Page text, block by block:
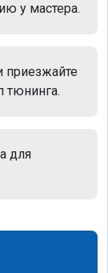
у мастера.
приезжайте
тюнинга.
для